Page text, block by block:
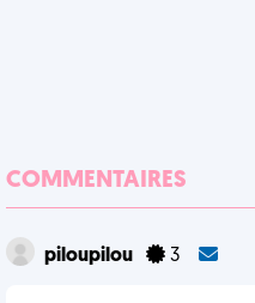
COMMENTAIRES
piloupilou 3